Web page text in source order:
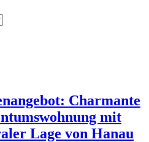
Charmante
mit
Lage von Hanau